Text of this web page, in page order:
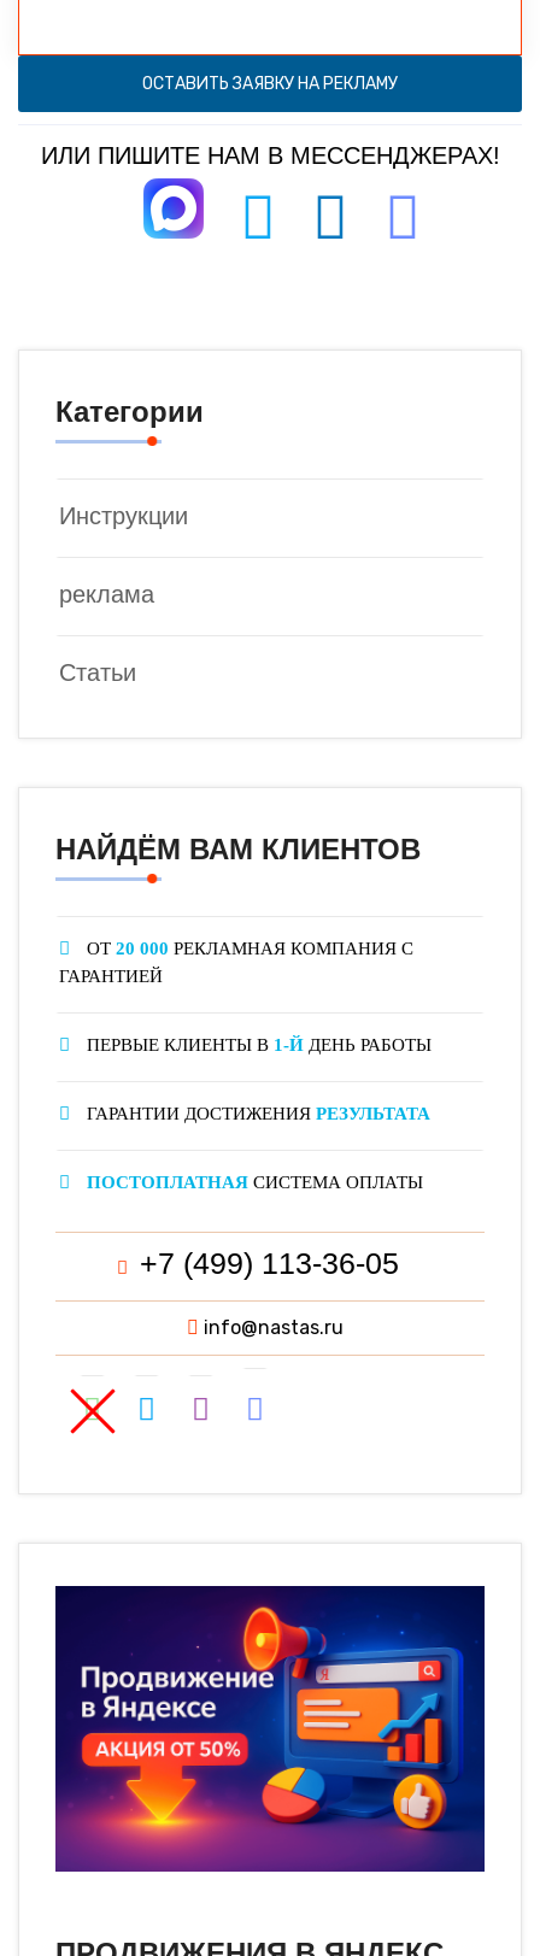
ОСТАВИТЬ ЗАЯВКУ НА РЕКЛАМУ
ИЛИ ПИШИТЕ НАМ В МЕССЕНДЖЕРАХ!
Категории
Инструкции
реклама
Статьи
НАЙДЁМ ВАМ КЛИЕНТОВ
ОТ 20 000 РЕКЛАМНАЯ КОМПАНИЯ С
ГАРАНТИЕЙ
ПЕРВЫЕ КЛИЕНТЫ В 1-Й ДЕНЬ РАБОТЫ
ГАРАНТИИ ДОСТИЖЕНИЯ РЕЗУЛЬТАТА
ПОСТОПЛАТНАЯ СИСТЕМА ОПЛАТЫ
+7 (499) 113-36-05
info@nastas.ru